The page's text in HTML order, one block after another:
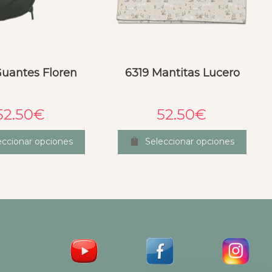
Floren
€
opciones
6319 Mantitas Lucero
52.50€
Seleccionar opciones